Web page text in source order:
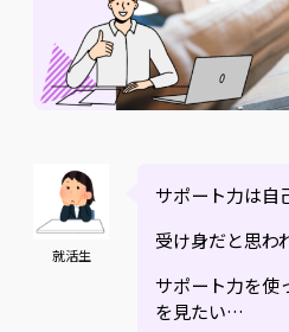
就活生
サポート力は自
受け身だと思
サポート力を使
を見たい…